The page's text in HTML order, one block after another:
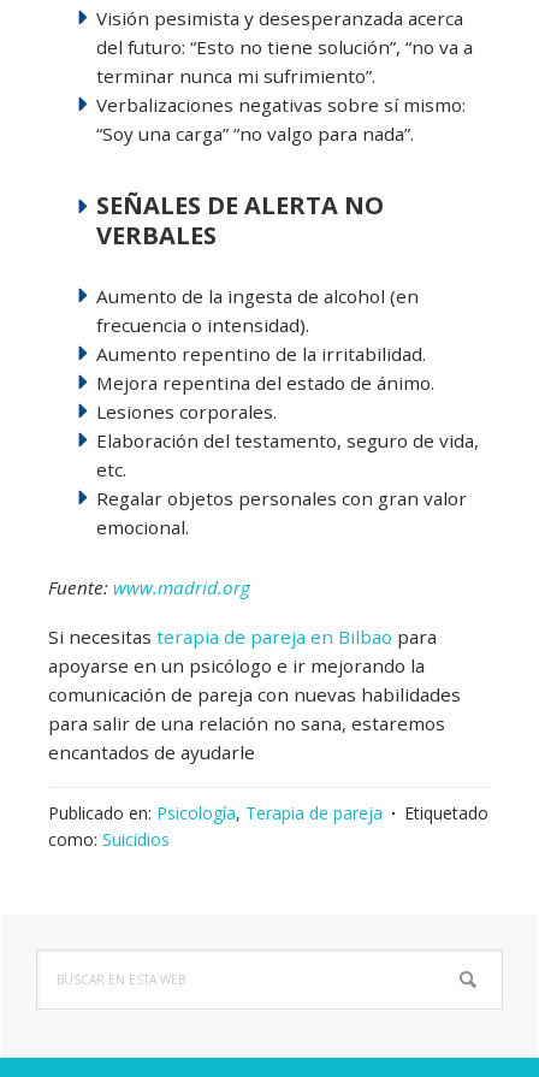
Visión pesimista y desesperanzada acerca
del futuro: “Esto no tiene solución”, “no va a
terminar nunca mi sufrimiento”.
Verbalizaciones negativas sobre sí mismo:
“Soy una carga” “no valgo para nada”.
SEÑALES DE ALERTA NO
VERBALES
Aumento de la ingesta de alcohol (en
frecuencia o intensidad).
Aumento repentino de la irritabilidad.
Mejora repentina del estado de ánimo.
Lesiones corporales.
Elaboración del testamento, seguro de vida,
etc.
Regalar objetos personales con gran valor
emocional.
Fuente: www.madrid.org
Si necesitas terapia de pareja en Bilbao para
apoyarse en un psicólogo e ir mejorando la
comunicación de pareja con nuevas habilidades
para salir de una relación no sana, estaremos
encantados de ayudarle
Publicado en: Psicología, Terapia de pareja
Etiquetado
como: Suicidios
Barra
lateral
principal
esta